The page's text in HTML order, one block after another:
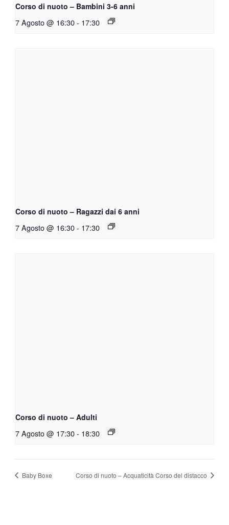
Corso di nuoto – Bambini 3-6 anni
7 Agosto @ 16:30 - 17:30
Corso di nuoto – Ragazzi dai 6 anni
7 Agosto @ 16:30 - 17:30
Corso di nuoto – Adulti
7 Agosto @ 17:30 - 18:30
Baby Boxe Corso di nuoto – Acquaticità Corso del distacco